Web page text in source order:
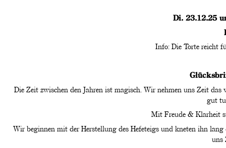
Di. 23.12.25
Info: Die Torte reicht
Die Zeit zwischen den Jahren ist magisch. Wir nehmen uns Zeit
gut
Mit Freude & Klarheit
Wir beginnen mit der Herstellung des Hefeteigs und kneten ihn
uns